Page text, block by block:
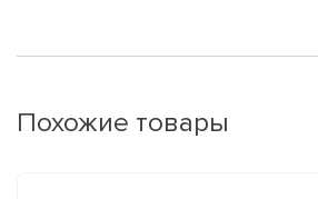
Похожие товары